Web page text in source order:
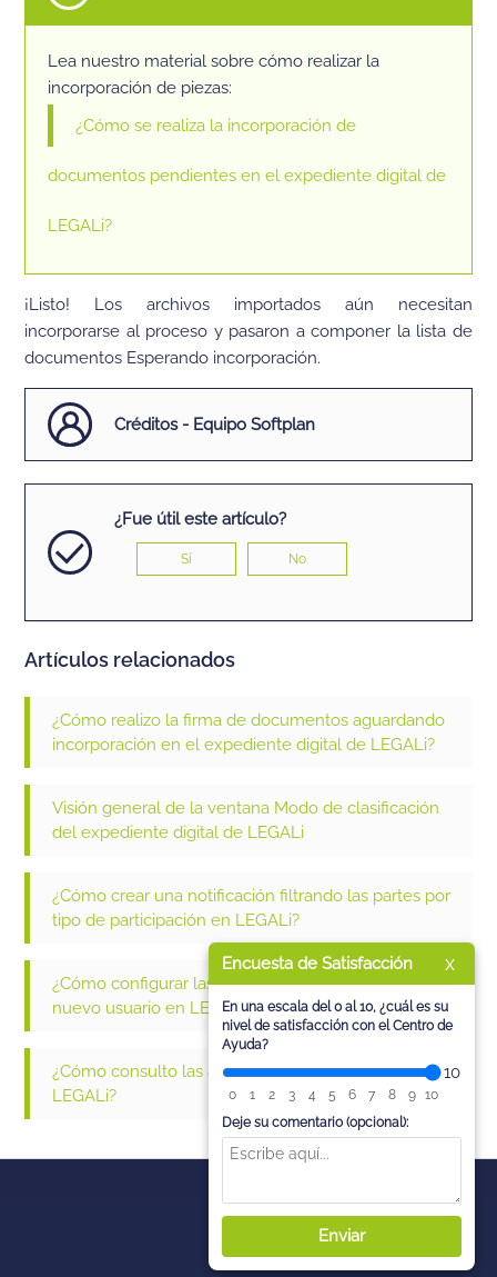
Lea nuestro material sobre cómo realizar la
incorporación de piezas:
¿Cómo se realiza la incorporación de
documentos pendientes en el expediente digital de
LEGALi?
¡Listo! Los archivos importados aún necesitan
incorporarse al proceso y pasaron a componer la lista de
documentos Esperando incorporación.
Créditos - Equipo Softplan
¿Fue útil este artículo?
Sí No
Artículos relacionados
¿Cómo realizo la firma de documentos aguardando
incorporación en el expediente digital de LEGALi?
Visión general de la ventana Modo de clasificación
del expediente digital de LEGALi
¿Cómo crear una notificación filtrando las partes por
tipo de participación en LEGALi?
¿Cómo configurar las notificaciones al crear un
nuevo usuario en LEGALi?
¿Cómo consulto las actuaciones del proceso en
LEGALi?
Encuesta de Satisfacción x
En una escala del 0 al 10, ¿cuál es su
nivel de satisfacción con el Centro de
Ayuda?
10
0 1 2 3 4 5 6 7 8 9
10
Deje su comentario (opcional):
Enviar